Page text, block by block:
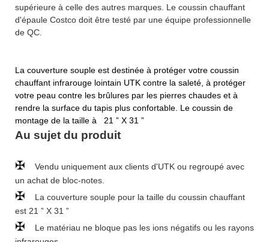
supérieure à celle des autres marques. Le coussin chauffant
d'épaule Costco doit être testé par une équipe professionnelle
de QC.
La couverture souple est destinée à protéger votre coussin
chauffant infrarouge lointain UTK contre la saleté, à protéger
votre peau contre les brûlures par les pierres chaudes et à
rendre la surface du tapis plus confortable. Le coussin de
montage de la taille à
21 ” X 31 ”
Au sujet du produit
✠
Vendu uniquement aux clients d'UTK ou regroupé avec
un achat de bloc-notes.
✠
La couverture souple pour la taille du coussin chauffant
est 21 ” X 31 ”
✠
Le matériau ne bloque pas les ions négatifs ou les rayons